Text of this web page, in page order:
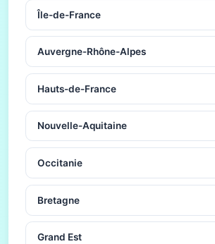
Île-de-France
Auvergne-Rhône-Alpes
Hauts-de-France
Nouvelle-Aquitaine
Occitanie
Bretagne
Grand Est